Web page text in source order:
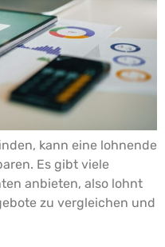
kann eine lohnende
Es gibt viele
anbieten, also lohnt
zu vergleichen und